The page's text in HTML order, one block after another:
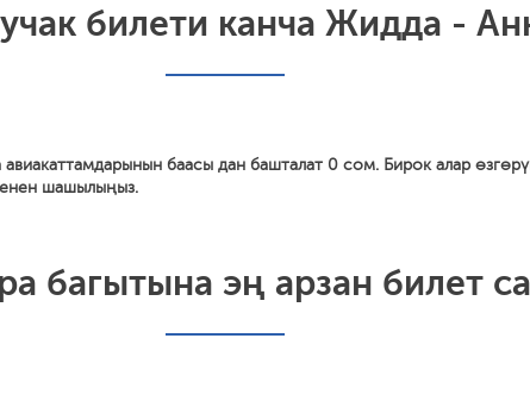
билети канча Жидда -
баасы дан башталат 0 сом. Бирок алар
шашылыңыз.
багытына эң арзан билет